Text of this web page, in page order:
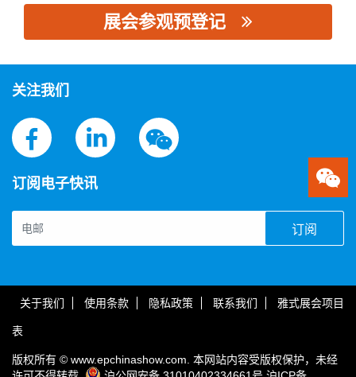
展会参观预登记
关注我们
订阅电子快讯
订阅
关于我们 使用条款 隐私政策 联系我们 雅式展会项目
表
版权所有 © www.epchinashow.com. 本网站内容受版权保护，未经